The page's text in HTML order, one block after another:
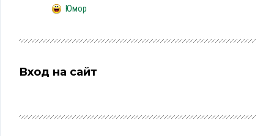
Юмор
Вход на сайт